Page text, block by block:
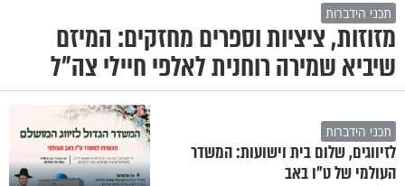
תכני הידברות
מזוזות, ציציות וספרים מחזקים: המיזם
שיביא שמירה רוחנית לאלפי חיילי צה"ל
תכני הידברות
לזיווגים, שלום בית וישועות: המשדר
העולמי של ט"ו באב